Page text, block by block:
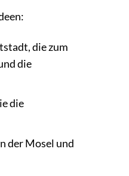
die zum
die
die
der Mosel und